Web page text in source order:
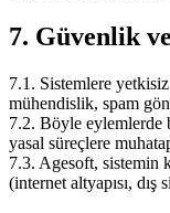
7. Güvenlik
7.1. Sistemlere
mühendislik, spam
7.2. Böyle eylemlerde
yasal süreçlere
7.3. Agesoft, sistemin
(internet altyapısı, dış